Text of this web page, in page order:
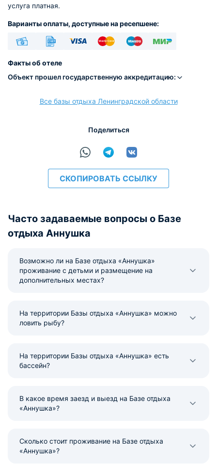
услуга платная.
Варианты оплаты, доступные на ресепшене:
расчёт
Факты об отеле
Объект прошел государственную аккредитацию:
Все базы отдыха Ленинградской области
Поделиться
СКОПИРОВАТЬ ССЫЛКУ
Часто задаваемые вопросы о Базе
отдыха Аннушка
Возможно ли на Базе отдыха «Аннушка»
проживание с детьми и размещение на
дополнительных местах?
На территории Базы отдыха «Аннушка» можно
ловить рыбу?
На территории Базы отдыха «Аннушка» есть
бассейн?
В какое время заезд и выезд на Базе отдыха
«Аннушка»?
Сколько стоит проживание на Базе отдыха
«Аннушка»?